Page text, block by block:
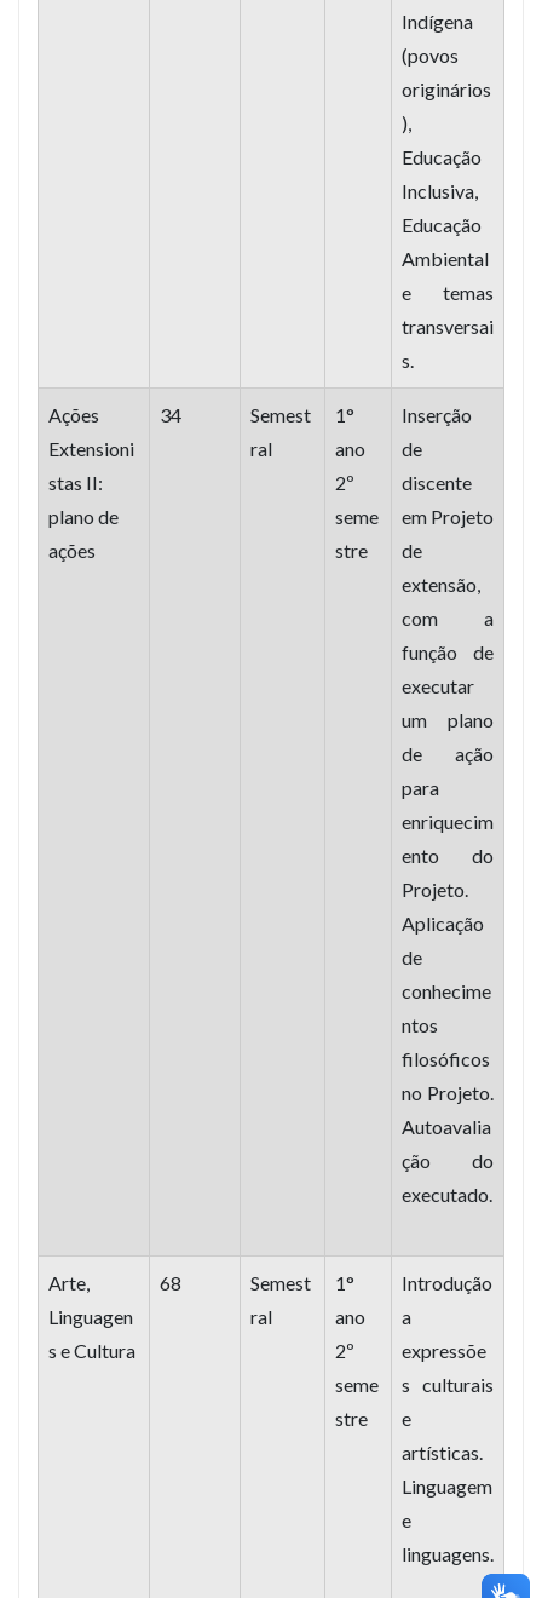
Indígena
(povos
originários
),
Educação
Inclusiva,
Educação
Ambiental
e temas
transversai
s.
Ações
Extensioni
stas II:
plano de
ações
34
Semest
ral
1°
ano
2º
seme
stre
Inserção
de
discente
em Projeto
de
extensão,
com a
função de
executar
um plano
de ação
para
enriquecim
ento do
Projeto.
Aplicação
de
conhecime
ntos
filosóficos
no Projeto.
Autoavalia
ção do
executado.
Arte,
Linguagen
s e Cultura
68
Semest
ral
1°
ano
2º
seme
stre
Introdução
a
expressõe
s culturais
e
artísticas.
Linguagem
e
linguagens.